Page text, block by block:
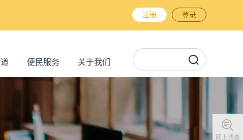
注册 登录
便民服务 关于我们
网上调查